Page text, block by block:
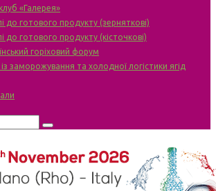
«Галерея»
до готового продукту (зерняткові)
до готового продукту (кісточкові)
горіховий форум
заморожування та холодної логістики ягід